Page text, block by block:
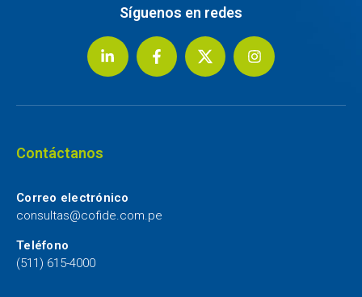
Síguenos en redes
Contáctanos
Correo electrónico
consultas@cofide.com.pe
Teléfono
(511) 615-4000